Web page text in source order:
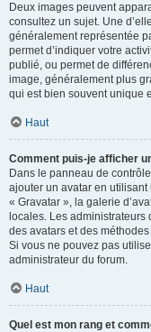
Deux images peuvent
consultez un sujet. Une
généralement représentée
permet d’indiquer votre
publié, ou permet de
image, généralement plus
qui est bien souvent unique
Haut
Comment puis-je afficher
Dans le panneau de
ajouter un avatar en
« Gravatar », la galerie
locales. Les
des avatars et des
Si vous ne pouvez pas
administrateur du forum.
Haut
Quel est mon rang et